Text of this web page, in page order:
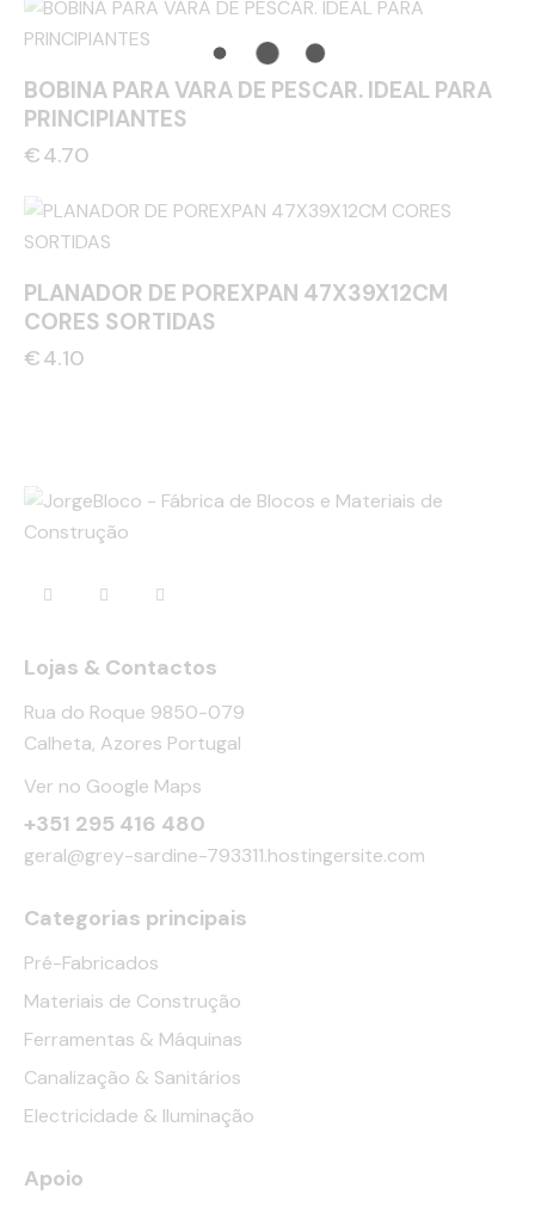
BOBINA PARA VARA DE PESCAR. IDEAL PARA
PRINCIPIANTES
€4.70
PLANADOR DE POREXPAN 47X39X12CM
CORES SORTIDAS
€4.10
Lojas & Contactos
Rua do Roque 9850-079
Calheta, Azores Portugal
Ver no Google Maps
+351 295 416 480
geral@grey-sardine-793311.hostingersite.com
Categorias principais
Pré-Fabricados
Materiais de Construção
Ferramentas & Máquinas
Canalização & Sanitários
Electricidade & Iluminação
Apoio